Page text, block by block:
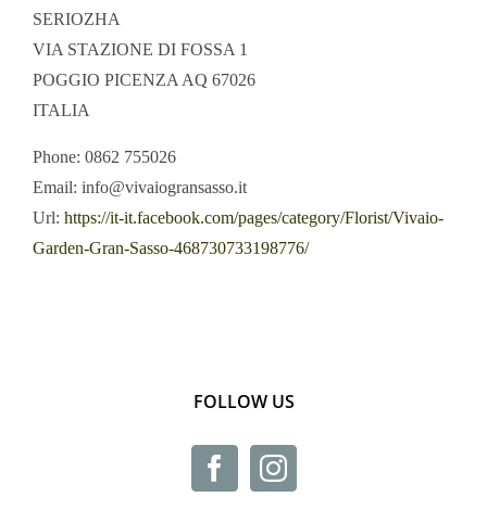
SERIOZHA
VIA STAZIONE DI FOSSA 1
POGGIO PICENZAAQ 67026
ITALIA
Phone: 0862 755026
Email: info@vivaiogransasso.it
Url: https://it-it.facebook.com/pages/category/Florist/Vivaio-
Garden-Gran-Sasso-468730733198776/
FOLLOW US